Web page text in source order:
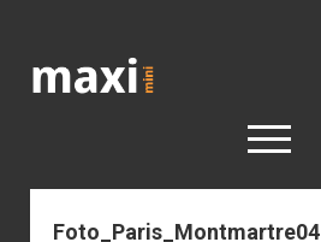
open
< work
Foto_Paris_Montmartre04